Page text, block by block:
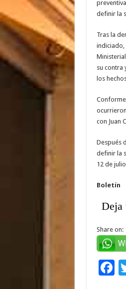
definir la
Tras la
indiciado,
su contra
los
con Juan
Después
definir la
12 de
Boletín
Deja
Share on:
F